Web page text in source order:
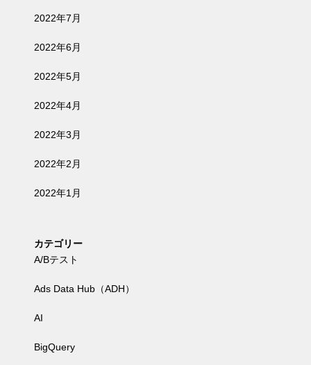
2022年7月
2022年6月
2022年5月
2022年4月
2022年3月
2022年2月
2022年1月
カテゴリー
A/Bテスト
Ads Data Hub（ADH）
AI
BigQuery